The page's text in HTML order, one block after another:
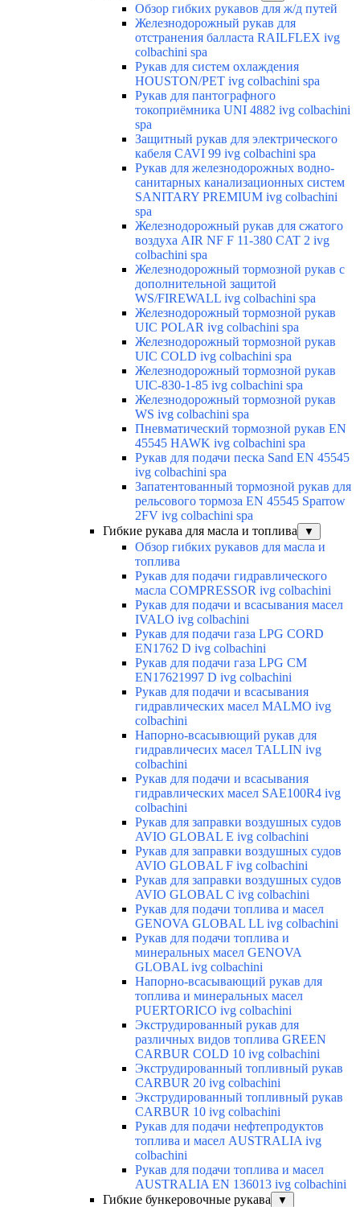
Обзор гибких рукавов для ж/д путей
Железнодорожный рукав для
отстранения балласта RAILFLEX ivg
colbachini spa
Рукав для систем охлаждения
HOUSTON/PET ivg colbachini spa
Рукав для пантографного
токоприёмника UNI 4882 ivg colbachini
spa
Защитный рукав для электрического
кабеля CAVI 99 ivg colbachini spa
Рукав для железнодорожных водно-
санитарных канализационных систем
SANITARY PREMIUM ivg colbachini
spa
Железнодорожный рукав для сжатого
воздуха AIR NF F 11-380 CAT 2 ivg
colbachini spa
Железнодорожный тормозной рукав с
дополнительной защитой
WS/FIREWALL ivg colbachini spa
Железнодорожный тормозной рукав
UIC POLAR ivg colbachini spa
Железнодорожный тормозной рукав
UIC COLD ivg colbachini spa
Железнодорожный тормозной рукав
UIC-830-1-85 ivg colbachini spa
Железнодорожный тормозной рукав
WS ivg colbachini spa
Пневматический тормозной рукав EN
45545 HAWK ivg colbachini spa
Рукав для подачи песка Sand EN 45545
ivg colbachini spa
Запатентованный тормозной рукав для
рельсового тормоза EN 45545 Sparrow
2FV ivg colbachini spa
Гибкие рукава для масла и топлива
▼
Обзор гибких рукавов для масла и
топлива
Рукав для подачи гидравлического
масла COMPRESSOR ivg colbachini
Рукав для подачи и всасывания масел
IVALO ivg colbachini
Рукав для подачи газа LPG CORD
EN1762 D ivg colbachini
Рукав для подачи газа LPG CM
EN17621997 D ivg colbachini
Рукав для подачи и всасывания
гидравлических масел MALMO ivg
colbachini
Напорно-всасывющий рукав для
гидравличесих масел TALLIN ivg
colbachini
Рукав для подачи и всасывания
гидравлических масел SAE100R4 ivg
colbachini
Рукав для заправки воздушных судов
AVIO GLOBAL E ivg colbachini
Рукав для заправки воздушных судов
AVIO GLOBAL F ivg colbachini
Рукав для заправки воздушных судов
AVIO GLOBAL C ivg colbachini
Рукав для подачи топлива и масел
GENOVA GLOBAL LL ivg colbachini
Рукав для подачи топлива и
минеральных масел GENOVA
GLOBAL ivg colbachini
Напорно-всасывающий рукав для
топлива и минеральных масел
PUERTORICO ivg colbachini
Экструдированный рукав для
различных видов топлива GREEN
CARBUR COLD 10 ivg colbachini
Экструдированный топливный рукав
CARBUR 20 ivg colbachini
Экструдированный топливный рукав
CARBUR 10 ivg colbachini
Рукав для подачи нефтепродуктов
топлива и масел AUSTRALIA ivg
colbachini
Рукав для подачи топлива и масел
AUSTRALIA EN 136013 ivg colbachini
Гибкие бункеровочные рукава
▼